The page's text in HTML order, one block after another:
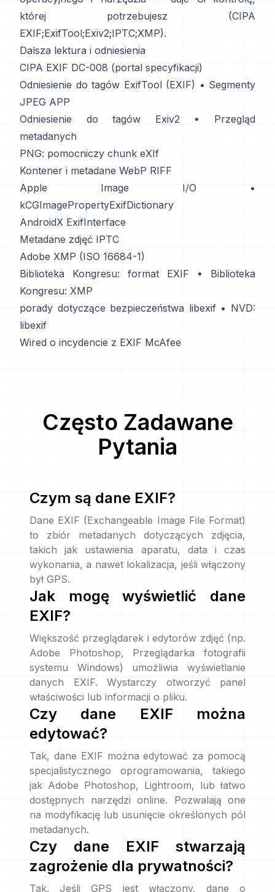
której potrzebujesz (CIPA
EXIF;ExifTool;Exiv2;IPTC;XMP).
Dalsza lektura i odniesienia
CIPA EXIF DC-008 (portal specyfikacji)
Odniesienie do tagów ExifTool (EXIF) • Segmenty
JPEG APP
Odniesienie do tagów Exiv2 •
Przegląd
metadanych
PNG: pomocniczy chunk eXIf
Kontener i metadane WebP RIFF
Apple Image I/O •
kCGImagePropertyExifDictionary
AndroidX ExifInterface
Metadane zdjęć IPTC
Adobe XMP (ISO 16684-1)
Biblioteka Kongresu: format EXIF
•
Biblioteka
Kongresu: XMP
porady dotyczące bezpieczeństwa libexif• NVD:
libexif
Wired o incydencie z EXIF McAfee
Często Zadawane
Pytania
Czym są dane EXIF?
Dane EXIF (Exchangeable Image File Format)
to zbiór metadanych dotyczących zdjęcia,
takich jak ustawienia aparatu, data i czas
wykonania, a nawet lokalizacja, jeśli włączony
był GPS.
Jak mogę wyświetlić dane
EXIF?
Większość przeglądarek i edytorów zdjęć (np.
Adobe Photoshop, Przeglądarka fotografii
systemu Windows) umożliwia wyświetlanie
danych EXIF. Wystarczy otworzyć panel
właściwości lub informacji o pliku.
Czy dane EXIF można
edytować?
Tak, dane EXIF można edytować za pomocą
specjalistycznego oprogramowania, takiego
jak Adobe Photoshop, Lightroom, lub łatwo
dostępnych narzędzi online. Pozwalają one
na modyfikację lub usunięcie określonych pól
metadanych.
Czy dane EXIF stwarzają
zagrożenie dla prywatności?
Tak. Jeśli GPS jest włączony, dane o